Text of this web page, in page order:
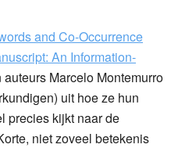
and Co-Occurrence
An Information-
auteurs Marcelo Montemurro
uit hoe ze hun
precies kijkt naar de
niet zoveel betekenis